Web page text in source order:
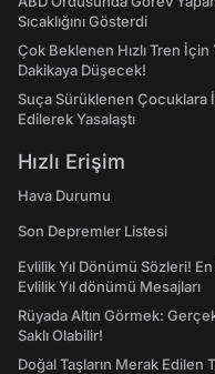
Sıcaklığını Gösterdi
Çok Beklenen Hızlı Tren İçin
Dakikaya Düşecek!
Suça Sürüklenen Çocuklara
Edilerek Yasalaştı
Hızlı Erişim
Hava Durumu
Son Depremler Listesi
Evlilik Yıl Dönümü Sözleri!
Evlilik Yıl dönümü Mesajları
Rüyada Altın Görmek:
Saklı Olabilir!
Doğal Taşların Merak Edilen